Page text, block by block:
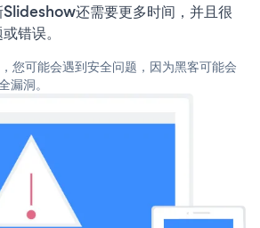
还需要更多时间，并且很
错误。
您可能会遇到安全问题，因为黑客可能会
漏洞。